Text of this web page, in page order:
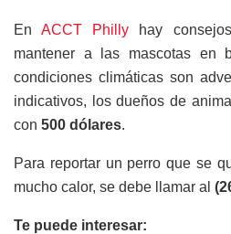
EnACCT Philly hay
mantener a las mascotas en
condiciones climáticas son
indicativos, los dueños de
con 500 dólares.
Para reportar un perro que se
mucho calor, se debe llamar al
Te puede interesar: